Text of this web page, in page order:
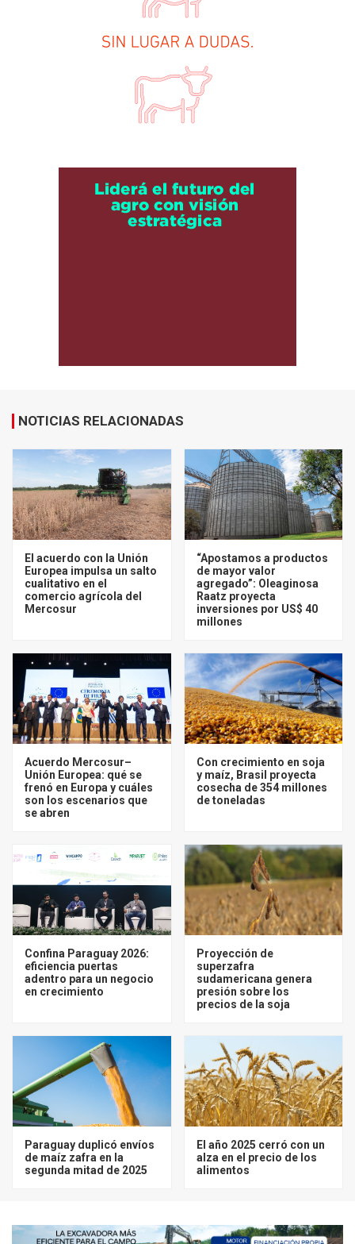
NOTICIAS RELACIONADAS
El acuerdo con la Unión
Europea impulsa un salto
cualitativo en el
comercio agrícola del
Mercosur
“Apostamos a productos
de mayor valor
agregado”: Oleaginosa
Raatz proyecta
inversiones por US$ 40
millones
Acuerdo Mercosur–
Unión Europea: qué se
frenó en Europa y cuáles
son los escenarios que
se abren
Con crecimiento en soja
y maíz, Brasil proyecta
cosecha de 354 millones
de toneladas
Confina Paraguay 2026:
eficiencia puertas
adentro para un negocio
en crecimiento
Proyección de
superzafra
sudamericana genera
presión sobre los
precios de la soja
Paraguay duplicó envíos
de maíz zafra en la
segunda mitad de 2025
El año 2025 cerró con un
alza en el precio de los
alimentos